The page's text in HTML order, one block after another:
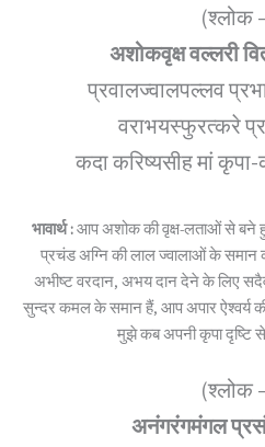
(श्लोक
अशोकवृक्ष वल्लरी
प्रवालज्वालपल्लव
वराभयस्फुरत्करे
कदा करिष्यसीह मां
भावार्थ :आप अशोक की वृक्ष-लताओं से बने
प्रचंड अग्नि की लाल ज्वालाओं के समान
अभीष्ट वरदान, अभय दान देने के लिए
सुन्दर कमल के समान हैं, आप अपार ऐश्वर्य की
मुझे कब अपनी कृपा दृष्टि से
(श्लोक
अनंगरंगमंगल